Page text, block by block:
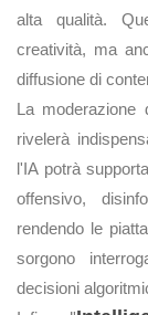
alta qualità.
creatività, ma
diffusione di
La
rivelerà
l'IA potrà
offensivo,
rendendo le
sorgono
decisioni